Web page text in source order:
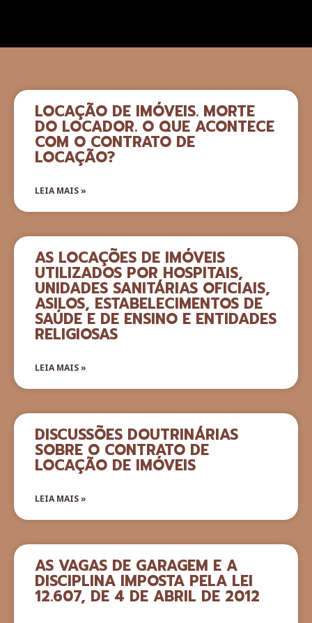
LOCAÇÃO DE IMÓVEIS. MORTE
DO LOCADOR. O QUE ACONTECE
COM O CONTRATO DE
LOCAÇÃO?
LEIA MAIS »
AS LOCAÇÕES DE IMÓVEIS
UTILIZADOS POR HOSPITAIS,
UNIDADES SANITÁRIAS OFICIAIS,
ASILOS, ESTABELECIMENTOS DE
SAÚDE E DE ENSINO E ENTIDADES
RELIGIOSAS
LEIA MAIS »
DISCUSSÕES DOUTRINÁRIAS
SOBRE O CONTRATO DE
LOCAÇÃO DE IMÓVEIS
LEIA MAIS »
AS VAGAS DE GARAGEM E A
DISCIPLINA IMPOSTA PELA LEI
12.607, DE 4 DE ABRIL DE 2012